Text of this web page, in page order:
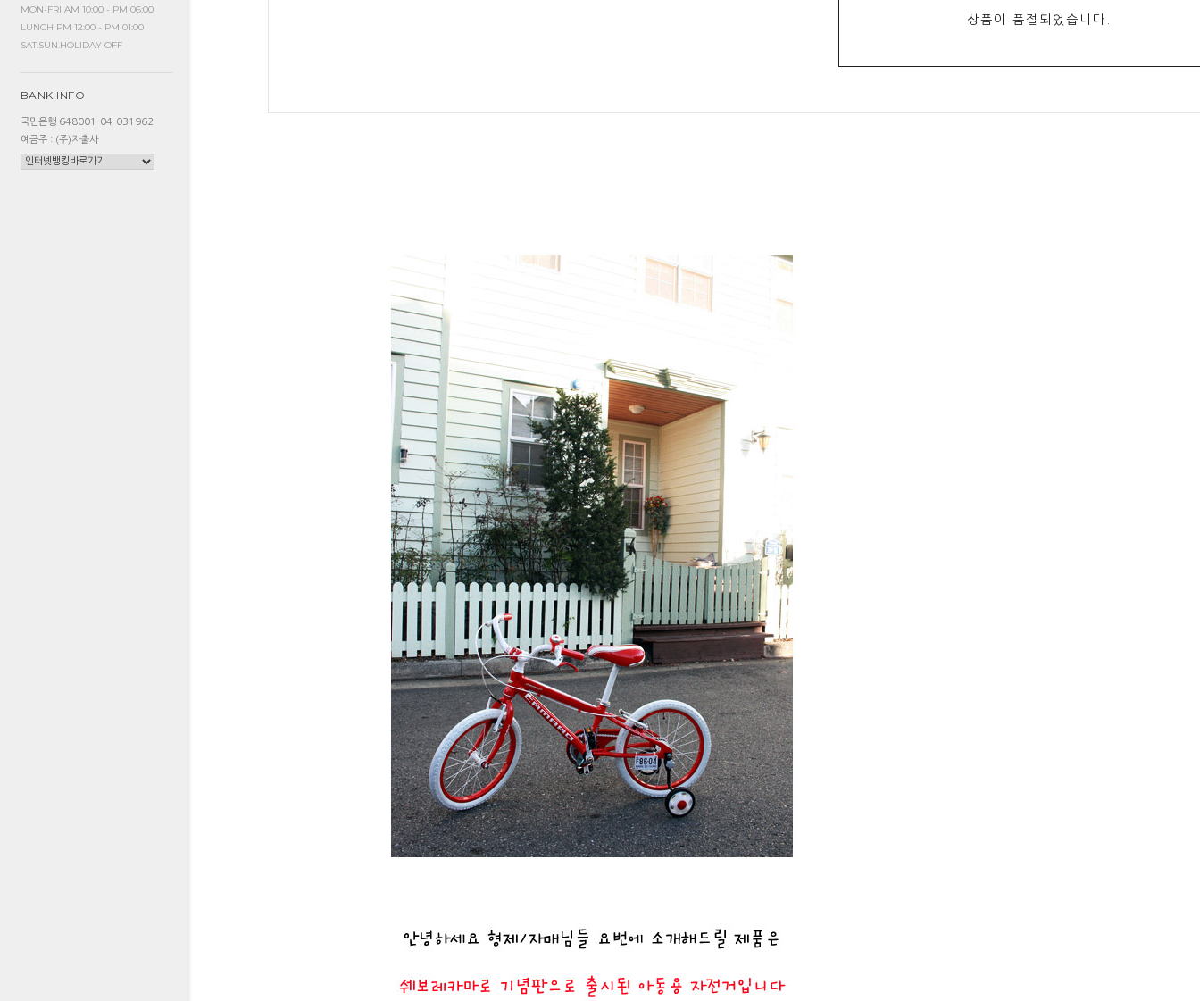
MON-FRI AM 10:00 - PM 06:00
LUNCH PM 12:00 - PM 01:00
SAT.SUN.HOLIDAY OFF
BANK INFO
국민은행 648001-04-031962
예금주 : (주)자출사
상품이 품절되었습니다.